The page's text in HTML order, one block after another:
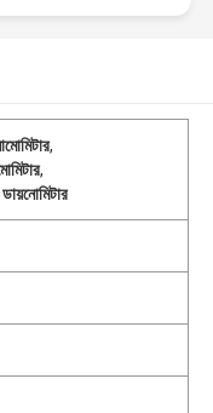
,
,